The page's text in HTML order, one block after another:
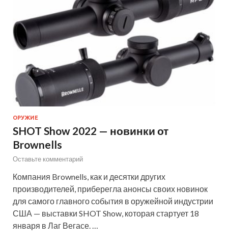
ОРУЖИЕ
SHOT Show 2022 — новинки от
Brownells
Оставьте комментарий
Компания Brownells, как и десятки других
производителей, приберегла анонсы своих новинок
для самого главного события в оружейной индустрии
США — выставки SHOT Show, которая стартует 18
января в Лаг Вегасе. …